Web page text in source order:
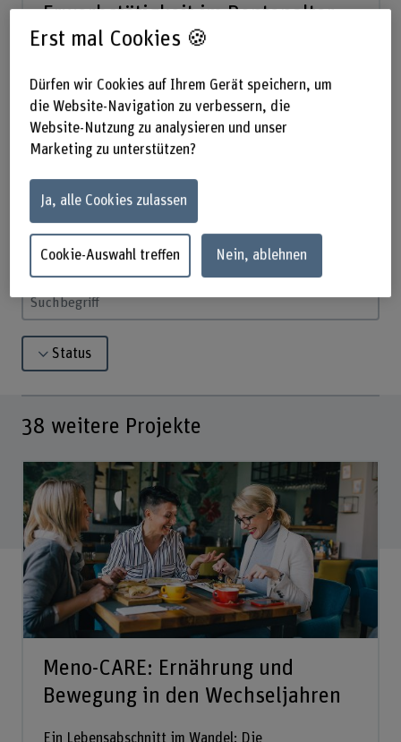
Erwerbstätigkeit im Rentenalter
die Altersvorsorge und kann den Fachkräftemangel
lindern. Das Projekt untersucht, welche Faktoren
eine Erwerbstätigkeit 65+ ermöglichen und was
dazu motiviert.
Zum Forschungsprojekt
Suchbegriff eingeben
Status
38 weitere Projekte
Meno-CARE: Ernährung und
Bewegung in den Wechseljahren
Ein Lebensabschnitt im Wandel: Die
Erst mal Cookies 🍪
Dürfen wir Cookies auf Ihrem Gerät speichern, um
die Website-Navigation zu verbessern, die
Website-Nutzung zu analysieren und unser
Marketing zu unterstützen?
Ja, alle Cookies zulassen
Cookie-Auswahl treffen Nein, ablehnen